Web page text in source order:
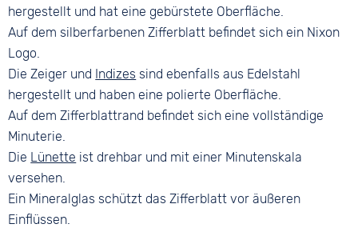
Bandschließe
Dornschließe
hergestellt und hat eine gebürstete Oberfläche.
Auf dem silberfarbenen Zifferblatt befindet sich ein Nixon
Logo.
Die Zeiger und Indizes sind ebenfalls aus Edelstahl
hergestellt und haben eine polierte Oberfläche.
Auf dem Zifferblattrand befindet sich eine vollständige
Minuterie.
Die Lünette ist drehbar und mit einer Minutenskala
versehen.
Ein Mineralglas schützt das Zifferblatt vor äußeren
Einflüssen.